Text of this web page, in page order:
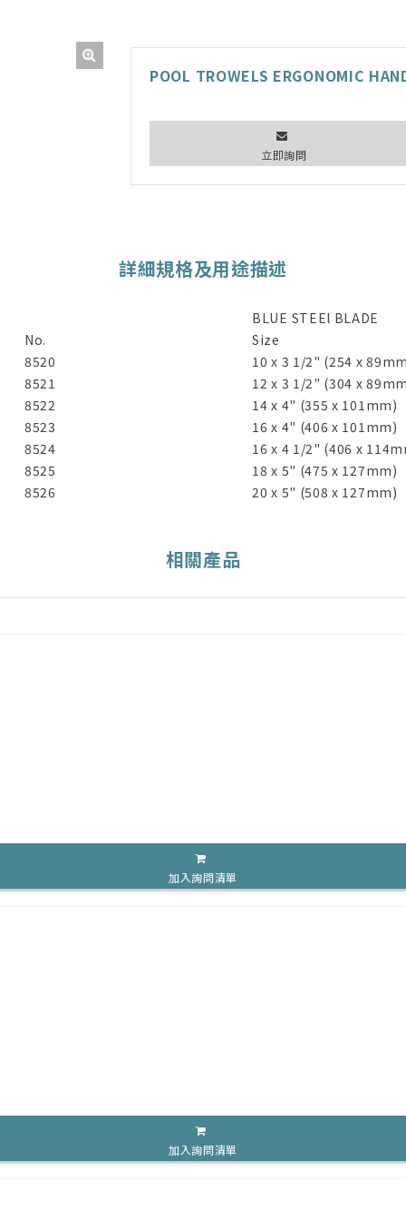
POOL TROWELS ERGONOMIC
立即詢問
詳細規格及用途描述
BLUE STEEl BLADE
No.
Size
8520
10 x 3 1/2" (254 x
8521
12 x 3 1/2" (304 x
8522
14 x 4" (355 x 101mm)
8523
16 x 4" (406 x 101mm)
8524
16 x 4 1/2" (406 x
8525
18 x 5" (475 x 127mm)
8526 20 x 5" (508 x 127mm)
相關產品
加入詢問清單
加入詢問清單